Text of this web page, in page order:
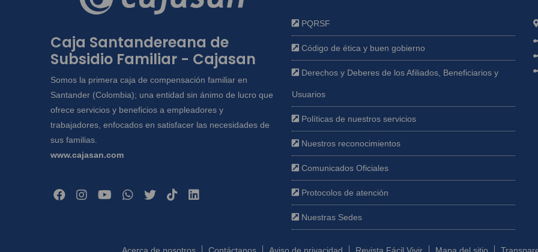
Caja Santandereana de
Subsidio Familiar - Cajasan
Somos la primera caja de compensación familiar en
Santander (Colombia); una entidad sin ánimo de lucro que
ofrece servicios y beneficios a empleadores y
trabajadores, enfocados en satisfacer las necesidades de
sus familias.
www.cajasan.com
PQRSF
Código de ética y buen gobierno
Derechos y Deberes de los Afiliados, Beneficiarios y
Usuarios
Políticas de nuestros servicios
Nuestros reconocimientos
Comunicados Oficiales
Protocolos de atención
Nuestras Sedes